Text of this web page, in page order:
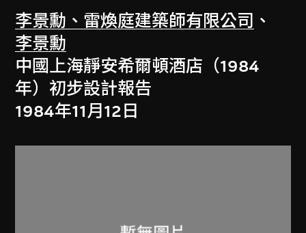
李景勳、雷煥庭建築師有限公司 、
李景勳
中國上海靜安希爾頓酒店（1984
年）初步設計報告
1984年11月12日